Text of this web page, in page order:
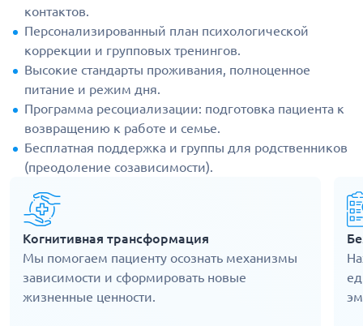
контактов.
Персонализированный план психологической
коррекции и групповых тренингов.
Высокие стандарты проживания, полноценное
питание и режим дня.
Программа ресоциализации: подготовка пациента к
возвращению к работе и семье.
Бесплатная поддержка и группы для родственников
(преодоление созависимости).
Когнитивная трансформация
Мы помогаем пациенту осознать механизмы
зависимости и сформировать новые
жизненные ценности.